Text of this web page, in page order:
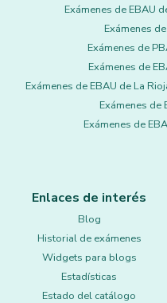
Exámenes de EBAU
Exámenes
Exámenes de
Exámenes de
Exámenes de EBAU de La
Exámenes de
Exámenes de
Enlaces de interés
Blog
Historial de exámenes
Widgets para blogs
Estadísticas
Estado del catálogo